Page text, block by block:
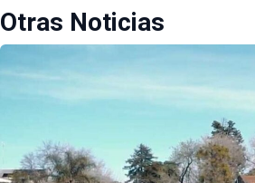
Otras Noticias